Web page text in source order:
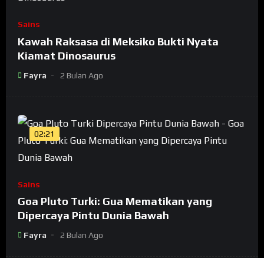
Sains
Kawah Raksasa di Meksiko Bukti Nyata
Kiamat Dinosaurus
Fayra 2 Bulan Ago
02:21
Sains
Goa Pluto Turki: Gua Mematikan yang
Dipercaya Pintu Dunia Bawah
Fayra 2 Bulan Ago